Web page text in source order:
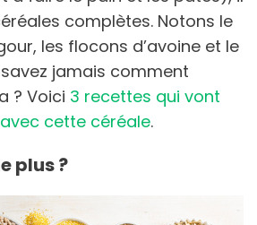
complètes. Notons le
les flocons d’avoine et le
jamais comment
? Voici 3 recettes qui vont
cette céréale.
plus ?